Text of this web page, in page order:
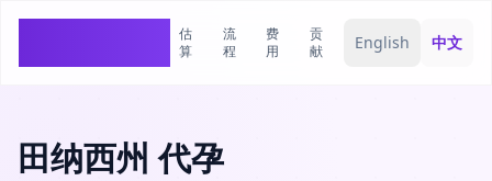
估
算
流
程
费
用
贡
献
English 中文
田纳西州 代孕